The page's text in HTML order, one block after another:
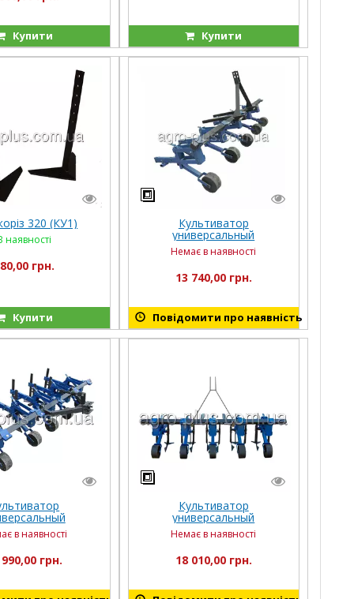
Купити Купити
320 (КУ1)
наявності
грн.
Купити
Культиватор
универсальный
муждурядный 5-секционный
(прицепное 3 точки)
базовая комплектация
L=2000 мм (КУ18)
Немає в наявності
13 740,00 грн.
Повідомити про наявність
(прицепное 1
(КУ14)
в наявності
грн.
Культиватор
универсальный
междурядный для чеснока
(прицепное 3 точки) (КУ11)
Немає в наявності
18 010,00 грн.